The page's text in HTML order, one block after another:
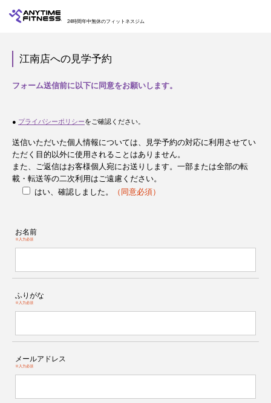
24時間年中無休のフィットネスジム
江南店への見学予約
フォーム送信前に以下に同意をお願いします。
● プライバシーポリシーをご確認ください。
送信いただいた個人情報については、見学予約の対応に利用させてい
ただく目的以外に使用されることはありません。
また、ご返信はお客様個人宛にお送りします。一部または全部の転
載・転送等の二次利用はご遠慮ください。
はい、確認しました。
（同意必須）
お名前
※入力必須
ふりがな
※入力必須
メールアドレス
※入力必須